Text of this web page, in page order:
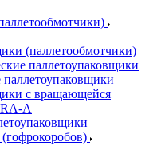
(паллетообмотчики)
паллетоупаковщики
с вращающейся
A